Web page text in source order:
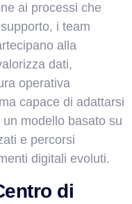
ai processi che
i team
alla
dati,
operativa
capace di adattarsi
modello basato su
e percorsi
digitali evoluti.
di